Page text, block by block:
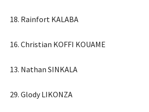
18. Rainfort KALABA
16. Christian KOFFI KOUAME
13. Nathan SINKALA
29. Glody LIKONZA